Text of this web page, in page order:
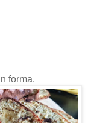
forma.